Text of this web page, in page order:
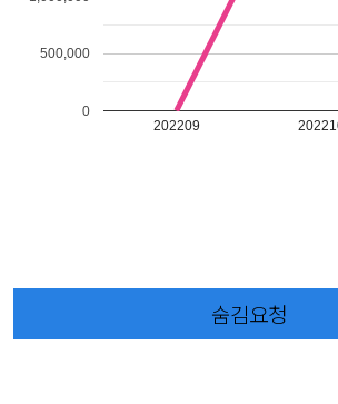
202209
0
500,000
숨김요청